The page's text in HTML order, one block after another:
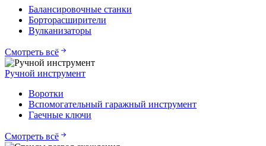
Балансировочные станки
Борторасширители
Вулканизаторы
Смотреть всё
Ручной инструмент
Воротки
Вспомогательный гаражный инструмент
Гаечные ключи
Смотреть всё